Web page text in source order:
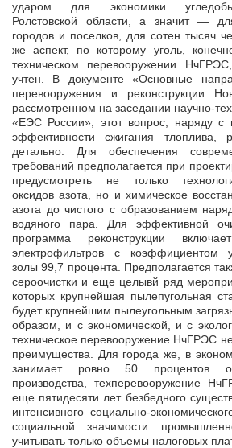
ударом для экономики
Ролстовской области, а значит —
городов и поселков, для сотен тысяч
же аспект, по которому уголь,
техническом перевооружении
учтен. В документе «Основные
перевооружения и реконструкции
рассмотренном на заседании научно-
«ЕЭС России», этот вопрос, наряду с
эффективности сжигания тлоплива,
детально. Для обеспечения
требований предполагается при
предусмотреть не только
оксидов азота, но и химическое
азота до чистого с образованием
водяного пара. Для эффективной
программа реконструкции
электрофильтров с коэффициентом
золы 99,7 процента. Предполагается
сероочистки и еще целывй ряд
которых крупнейшая пылепугольная
будет крупнейшим пылеугольным
образом, и с экономической, и с
техническое перевооружение НчГРЭС
преимущества. Для города же, в
занимает ровно 50 процентов
производства, техперевооружение
еще пятидесяти лет безбедного
интенсивного социально-
социальной значимости
учитывать только объемы налоговых